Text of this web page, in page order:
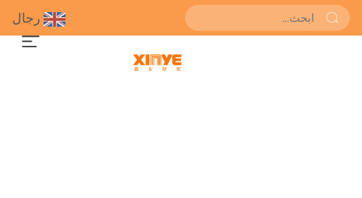
رجال